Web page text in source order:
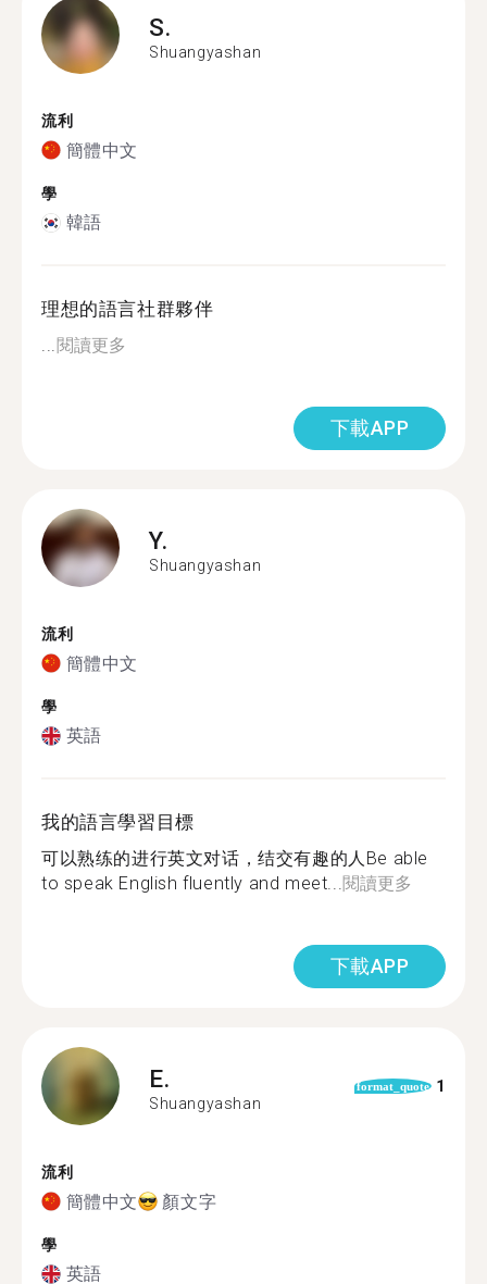
S.
Shuangyashan
流利
簡體中文
學
韓語
理想的語言社群夥伴
...閱讀更多
下載APP
Y.
Shuangyashan
流利
簡體中文
學
英語
我的語言學習目標
可以熟练的进行英文对话，结交有趣的人Be able
to speak English fluently and meet...閱讀更多
下載APP
E.
Shuangyashan
format_quote 1
流利
簡體中文 顏文字
學
英語